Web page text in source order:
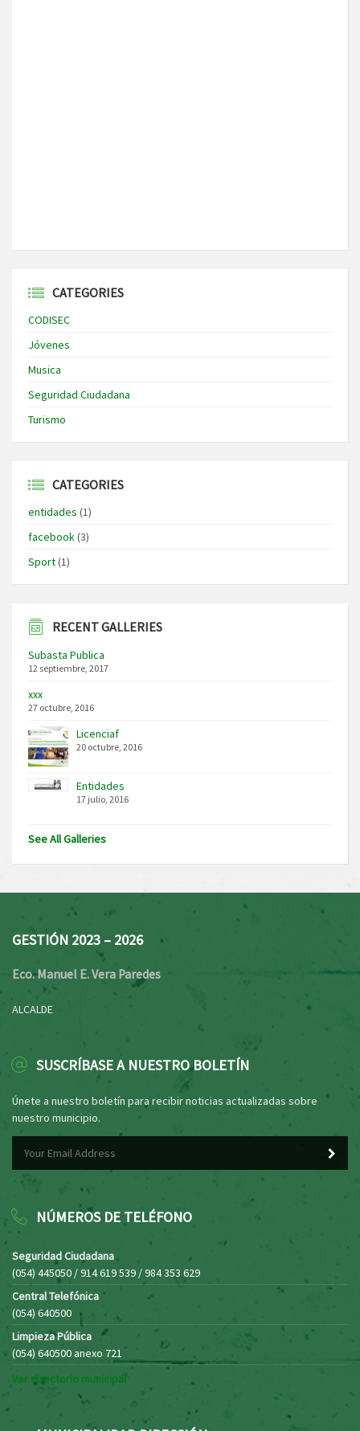
CATEGORIES
CODISEC
Jóvenes
Musica
Seguridad Ciudadana
Turismo
CATEGORIES
entidades (1)
facebook(3)
Sport(1)
RECENT GALLERIES
Subasta Publica
12 septiembre, 2017
xxx
27 octubre, 2016
Licenciaf
20 octubre, 2016
Entidades
17 julio, 2016
See All Galleries
GESTIÓN 2023 – 2026
Eco. Manuel E. Vera Paredes
ALCALDE
SUSCRÍBASE A NUESTRO BOLETÍN
Únete a nuestro boletín para recibir noticias actualizadas sobre
nuestro municipio.
NÚMEROS DE TELÉFONO
Seguridad Ciudadana
(054) 445050 / 914 619 539 / 984 353 629
Central Telefónica
(054) 640500
Limpieza Pública
(054) 640500 anexo 721
Ver directorio municipal